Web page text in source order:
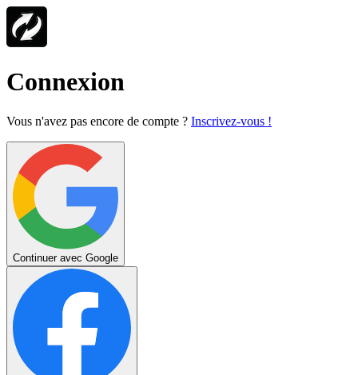
Connexion
Vous n'avez pas encore de compte ? Inscrivez-vous !
Continuer avec Google